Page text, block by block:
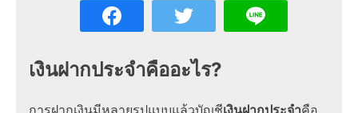
เงินฝากประจำคืออะไร?